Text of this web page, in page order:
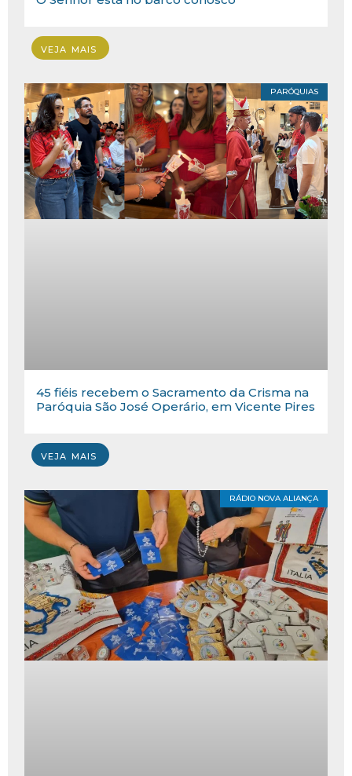
VEJA MAIS
PARÓQUIAS
45 fiéis recebem o Sacramento da Crisma na
Paróquia São José Operário, em Vicente Pires
VEJA MAIS
RÁDIO NOVA ALIANÇA